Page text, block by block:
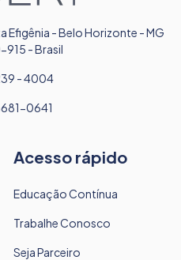
Efigênia - Belo Horizonte - MG
915 - Brasil
- 4004
0641
Acesso rápido
Educação Contínua
Trabalhe Conosco
Seja Parceiro